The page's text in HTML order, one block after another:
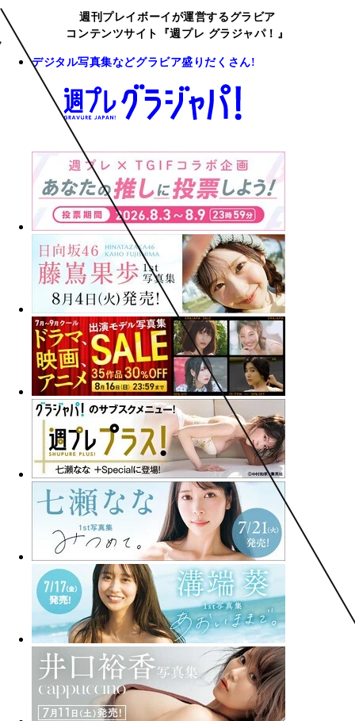
週刊プレイボーイが運営するグラビア
コンテンツサイト『週プレ グラジャパ！』
デジタル写真集などグラビア盛りだくさん!